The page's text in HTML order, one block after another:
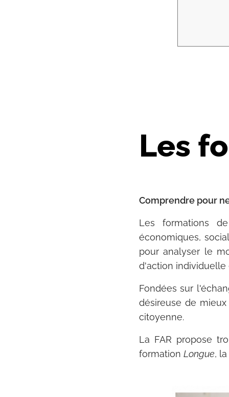
Les
Comprendre pour
Les formations
économiques,
pour analyser le
d'action individuelle
Fondées sur
désireuse de
citoyenne.
La FAR propose
formation Longue,